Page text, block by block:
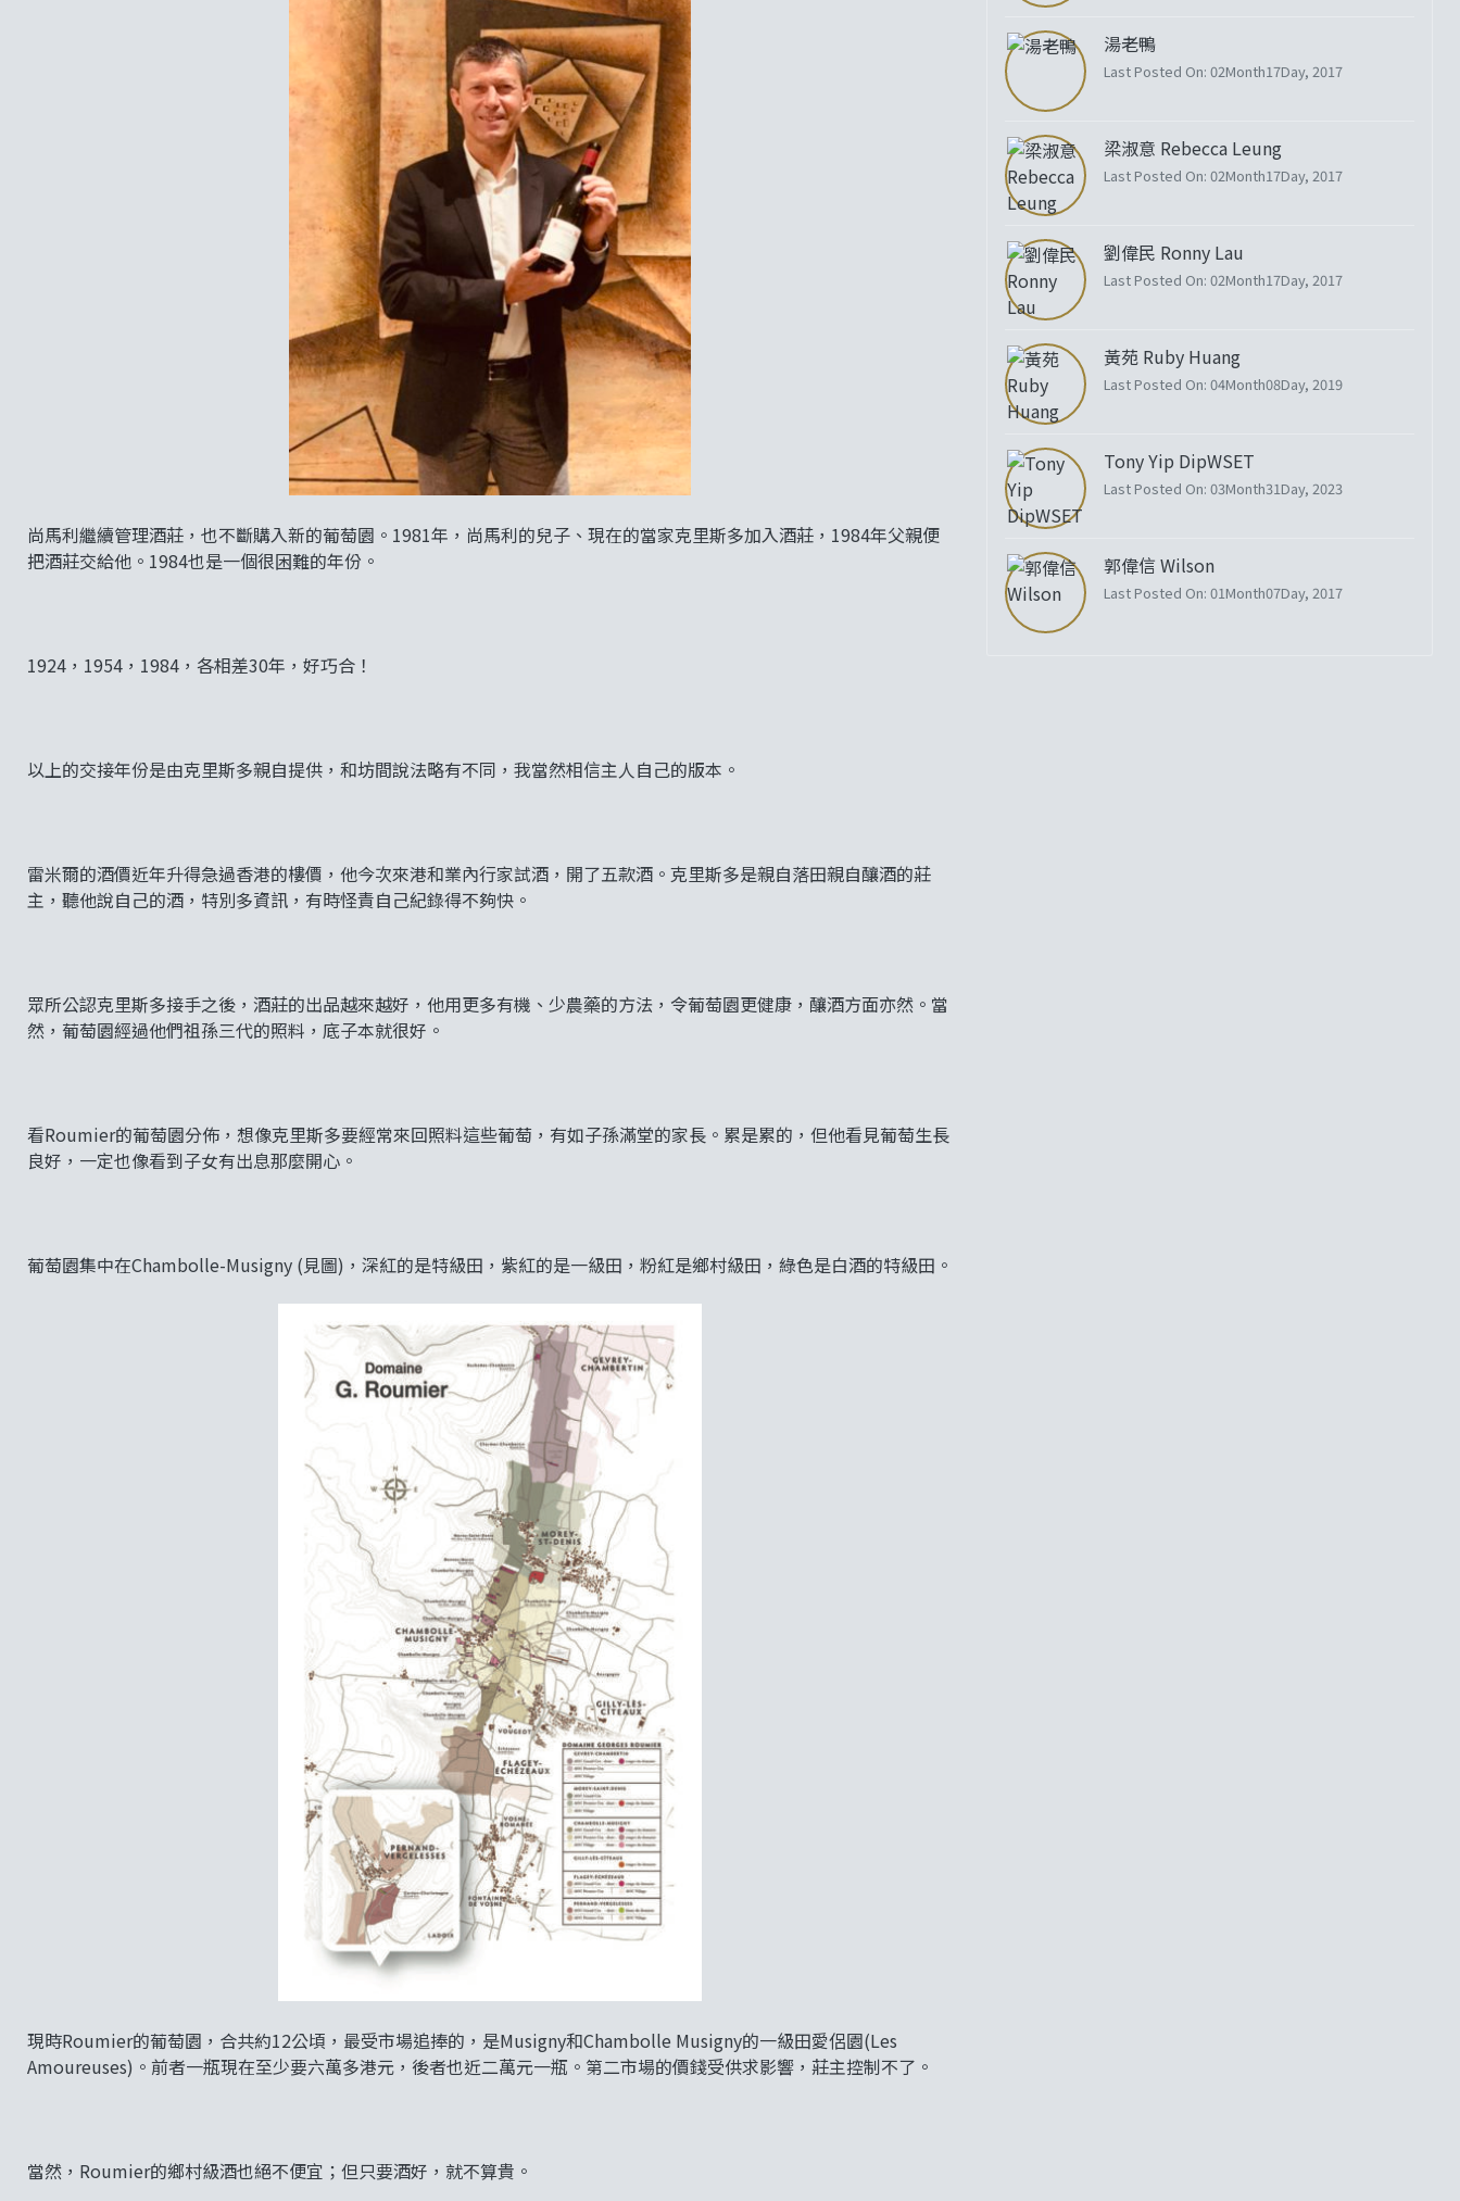
尚馬利繼續管理酒莊，也不斷購入新的葡萄園。1981年，尚馬利的兒子、現在的當家克里斯多加入酒莊，1984年父親便
把酒莊交給他。1984也是一個很困難的年份。
1924，1954，1984，各相差30年，好巧合！
以上的交接年份是由克里斯多親自提供，和坊間說法略有不同，我當然相信主人自己的版本。
雷米爾的酒價近年升得急過香港的樓價，他今次來港和業內行家試酒，開了五款酒。克里斯多是親自落田親自釀酒的莊
主，聽他說自己的酒，特別多資訊，有時怪責自己紀錄得不夠快。
眾所公認克里斯多接手之後，酒莊的出品越來越好，他用更多有機、少農藥的方法，令葡萄園更健康，釀酒方面亦然。當
然，葡萄園經過他們祖孫三代的照料，底子本就很好。
看Roumier的葡萄園分佈，想像克里斯多要經常來回照料這些葡萄，有如子孫滿堂的家長。累是累的，但他看見葡萄生長
良好，一定也像看到子女有出息那麼開心。
葡萄園集中在Chambolle-Musigny (見圖)，深紅的是特級田，紫紅的是一級田，粉紅是鄉村級田，綠色是白酒的特級田。
現時Roumier的葡萄園，合共約12公頃，最受市場追捧的，是Musigny和Chambolle Musigny的一級田愛侶園(Les
Amoureuses)。前者一瓶現在至少要六萬多港元，後者也近二萬元一瓶。第二市場的價錢受供求影響，莊主控制不了。
當然，Roumier的鄉村級酒也絕不便宜；但只要酒好，就不算貴。
湯老鴨
Last Posted On: 02Month17Day, 2017
梁淑意 Rebecca Leung
Last Posted On: 02Month17Day, 2017
劉偉民 Ronny Lau
Last Posted On: 02Month17Day, 2017
黃苑 Ruby Huang
Last Posted On: 04Month08Day, 2019
Tony Yip DipWSET
Last Posted On: 03Month31Day, 2023
郭偉信 Wilson
Last Posted On: 01Month07Day, 2017